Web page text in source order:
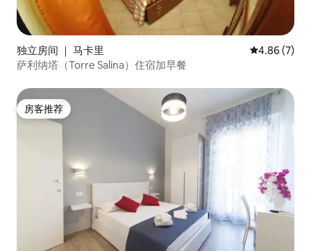
独立房间 ｜ 马卡里 平均评分
4.86 (7)
萨利纳塔（Torre Salina）住宿加早餐
房客推荐
房客推荐